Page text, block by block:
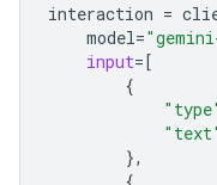
interaction =
model=
input=[
{
},
{